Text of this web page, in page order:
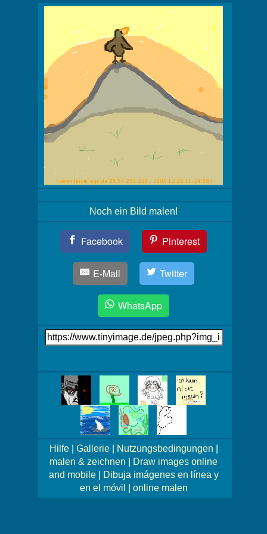
Noch ein Bild malen!
Facebook Pinterest
E-Mail Twitter
WhatsApp
Link
auf's
Mehr
Bilder!
Hilfe| Gallerie| Nutzungsbedingungen
malen & zeichnen
Draw images online
and mobile|
Dibuja imágenes en línea y
en el móvil
online malen